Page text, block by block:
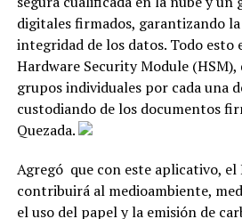
digitales firmados, garantizando la
integridad de los datos. Todo esto
Hardware Security Module (HSM),
grupos individuales por cada una
custodiando de los documentos
Quezada.
Agregó que con este aplicativo, el
contribuirá al medioambiente,
el uso del papel y la emisión de